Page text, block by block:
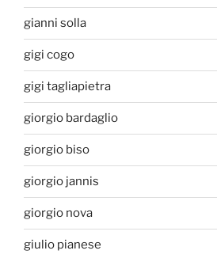
gianni solla
gigi cogo
gigi tagliapietra
giorgio bardaglio
giorgio biso
giorgio jannis
giorgio nova
giulio pianese